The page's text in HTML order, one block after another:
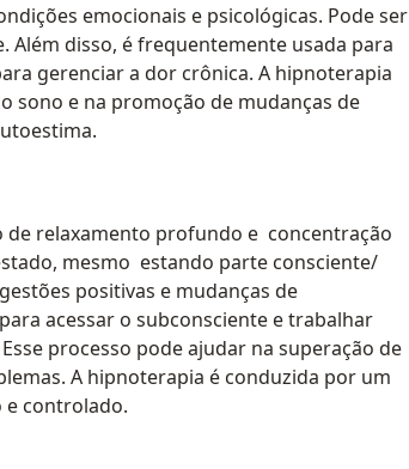
emocionais e psicológicas. Pode ser
Além disso, é frequentemente usada para
gerenciar a dor crônica. A hipnoterapia
sono e na promoção de mudanças de
relaxamento profundo e‬ ‭ concentração
mesmo‬ ‭ estando parte consciente/
positivas e mudanças de
acessar o subconsciente e trabalhar
processo pode ajudar na superação de
A hipnoterapia é conduzida por um
controlado.‬